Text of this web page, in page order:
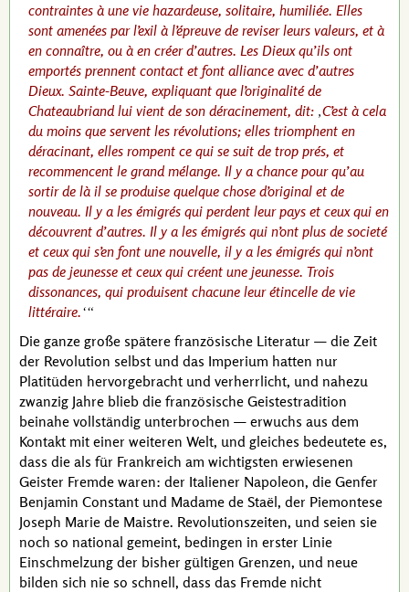
contraintes à une vie hazardeuse, solitaire, humiliée. Elles
sont amenées par l’exil à l’épreuve de reviser leurs valeurs, et à
en connaître, ou à en créer d’autres. Les Dieux qu’ils ont
emportés prennent contact et font alliance avec d’autres
Dieux. Sainte-Beuve, expliquant que l’originalité de
Chateaubriand lui vient de son déracinement, dit: C’est à cela
du moins que servent les révolutions; elles triomphent en
déracinant, elles rompent ce qui se suit de trop prés, et
recommencent le grand mélange. Il y a chance pour qu’au
sortir de là il se produise quelque chose d’original et de
nouveau. Il y a les émigrés qui perdent leur pays et ceux qui en
découvrent d’autres. Il y a les émigrés qui n’ont plus de societé
et ceux qui s’en font une nouvelle, il y a les émigrés qui n’ont
pas de jeunesse et ceux qui créent une jeunesse. Trois
dissonances, qui produisent chacune leur étincelle de vie
littéraire.
Die ganze große spätere französische Literatur — die Zeit
der Revolution selbst und das Imperium hatten nur
Platitüden hervorgebracht und verherrlicht, und nahezu
zwanzig Jahre blieb die französische Geistestradition
beinahe vollständig unterbrochen — erwuchs aus dem
Kontakt mit einer weiteren Welt, und gleiches bedeutete es,
dass die als für Frankreich am wichtigsten erwiesenen
Geister Fremde waren: der Italiener Napoleon, die Genfer
Benjamin Constant und Madame de Staël, der Piemontese
Joseph Marie de Maistre. Revolutionszeiten, und seien sie
noch so national gemeint, bedingen in erster Linie
Einschmelzung der bisher gültigen Grenzen, und neue
bilden sich nie so schnell, dass das Fremde nicht